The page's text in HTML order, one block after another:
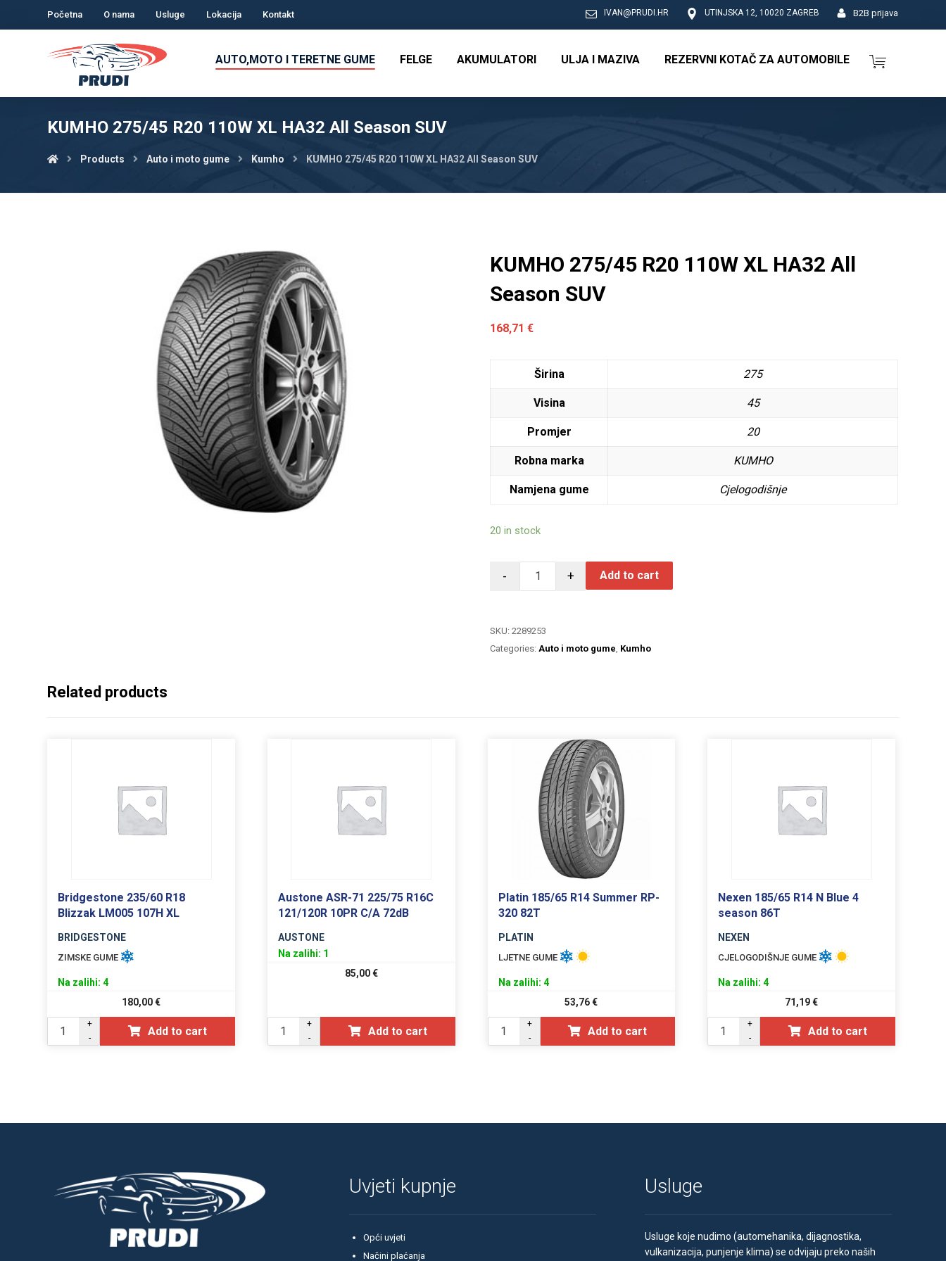
Početna O nama Usluge Lokacija Kontakt B2B prijava
UTINJSKA 12, 10020 ZAGREB
IVAN@PRUDI.HR
AUTO,MOTO I TERETNE GUME FELGE AKUMULATORI ULJA I MAZIVA REZERVNI KOTAČ ZA AUTOMOBILE
KUMHO 275/45 R20 110W XL HA32 All Season SUV
Products Auto i moto gume Kumho KUMHO 275/45 R20 110W XL HA32 All Season SUV
KUMHO 275/45 R20 110W XL HA32 All
Season SUV
168,71€
Širina 275
Visina 45
Promjer 20
Robna marka KUMHO
Namjena gume Cjelogodišnje
20 in stock
- + Add to cart
SKU:2289253
Categories: Auto i moto gume Kumho
Related products
Bridgestone 235/60 R18
Blizzak LM005 107H XL
BRIDGESTONE
ZIMSKE GUME
Na zalihi: 4
180,00€
+
-
Add to cart
Austone ASR-71 225/75 R16C
121/120R 10PR C/A 72dB
AUSTONE
Na zalihi: 1
85,00€
+
-
Add to cart
Platin 185/65 R14 Summer RP-
320 82T
PLATIN
LJETNE GUME
Na zalihi: 4
53,76€
+
-
Add to cart
Nexen 185/65 R14 N Blue 4
season 86T
NEXEN
CJELOGODIŠNJE GUME
Na zalihi: 4
71,19€
+
-
Add to cart
Uvjeti kupnje
Opći uvjeti
Načini plaćanja
Usluge
Usluge koje nudimo (automehanika, dijagnostika,
vulkanizacija, punjenje klima) se odvijaju preko naših